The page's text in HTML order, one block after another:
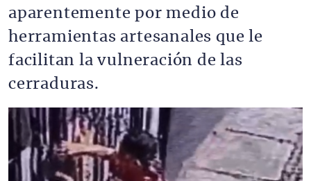
aparentemente por medio de
herramientas artesanales que le
facilitan la vulneración de las
cerraduras.
Imagen